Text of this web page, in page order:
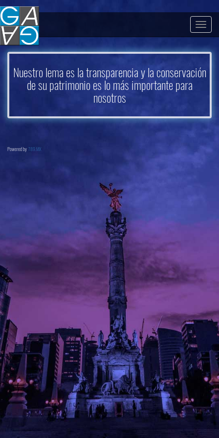
Nuestro lema es la transparencia y la conservación
de su patrimonio es lo más importante para
nosotros
Powered by 789.MX